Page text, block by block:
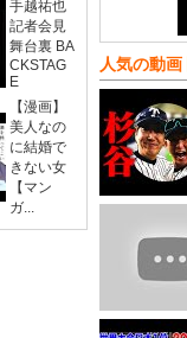
手越祐也
記者会見
舞台裏 BA
CKSTAG
E
【漫画】
美人なの
に結婚で
きない女
【マン
ガ...
人気の動画